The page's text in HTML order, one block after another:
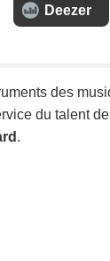
Deezer
des
du talent
.